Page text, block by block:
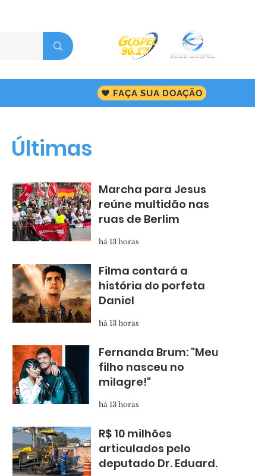
FAÇA SUA DOAÇÃO
Marcha para Jesus
reúne multidão nas
ruas de Berlim
há 13 horas
Filma contará a
história do porfeta
Daniel
há 13 horas
Fernanda Brum: "Meu
filho nasceu no
milagre!"
há 13 horas
R$ 10 milhões
articulados pelo
deputado Dr. Eduardo
Últimas